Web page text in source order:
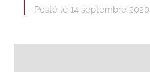
Posté le 14 septembre 2020